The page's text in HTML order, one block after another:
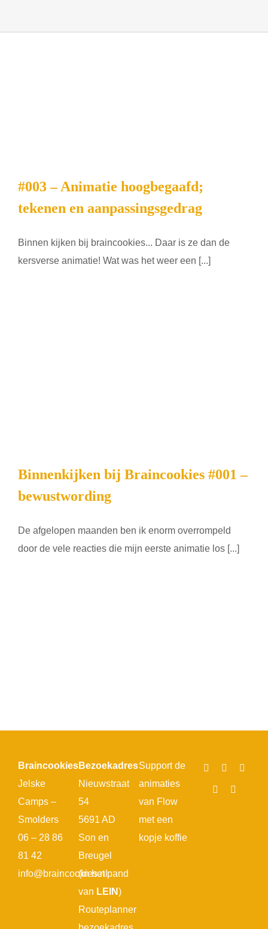
#003 – Animatie hoogbegaafd;
tekenen en aanpassingsgedrag
Binnen kijken bij braincookies... Daar is ze dan de
kersverse animatie! Wat was het weer een [...]
Binnenkijken bij Braincookies #001 –
bewustwording
De afgelopen maanden ben ik enorm overrompeld
door de vele reacties die mijn eerste animatie los [...]
Braincookies
Jelske
Camps –
Smolders
06 – 28 86
81 42
info@braincookies.nl
Bezoekadres
Nieuwstraat
54
5691 AD
Son en
Breugel
(in het pand
van LEIN)
Routeplanner
Support de
animaties
van Flow
met een
kopje koffie